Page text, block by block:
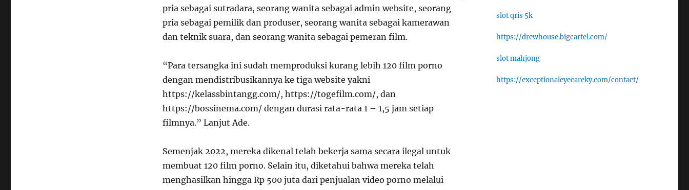
pria sebagai sutradara, seorang wanita sebagai admin website, seorang
pria sebagai pemilik dan produser, seorang wanita sebagai kamerawan
dan teknik suara, dan seorang wanita sebagai pemeran film.
“Para tersangka ini sudah memproduksi kurang lebih 120 film porno
dengan mendistribusikannya ke tiga website yakni
https://kelassbintangg.com/, https://togefilm.com/, dan
https://bossinema.com/ dengan durasi rata-rata 1 – 1,5 jam setiap
filmnya.” Lanjut Ade.
Semenjak 2022, mereka dikenal telah bekerja sama secara ilegal untuk
membuat 120 film porno. Selain itu, diketahui bahwa mereka telah
menghasilkan hingga Rp 500 juta dari penjualan video porno melalui
slot qris 5k
https://drewhouse.bigcartel.com/
slot mahjong
https://exceptionaleyecareky.com/contact/